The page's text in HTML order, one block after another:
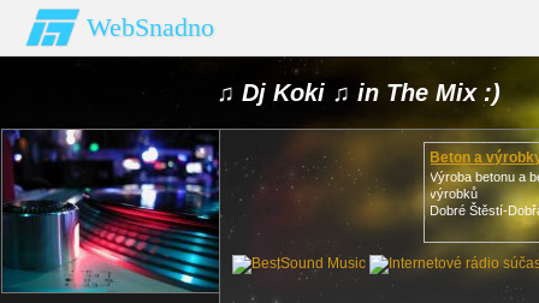
WebSnadno
♫ Dj Koki ♫ in The Mix :)
Beton a
Výroba betonu a
výrobků
Dobré Štěstí-